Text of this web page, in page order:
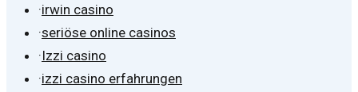
·irwin casino
·seriöse online casinos
·Izzi casino
·izzi casino erfahrungen